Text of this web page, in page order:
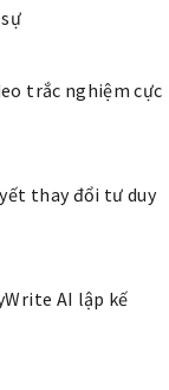
trắc nghiệm cực
thay đổi tư duy
AI lập kế